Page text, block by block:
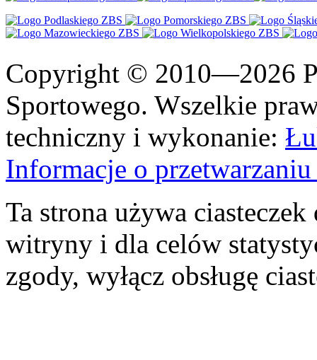
Copyright © 2010—2026
Sportowego. Wszelkie
techniczny i wykonanie:
Informacje o
Ta strona używa
witryny i dla celów
zgody, wyłącz obsługę